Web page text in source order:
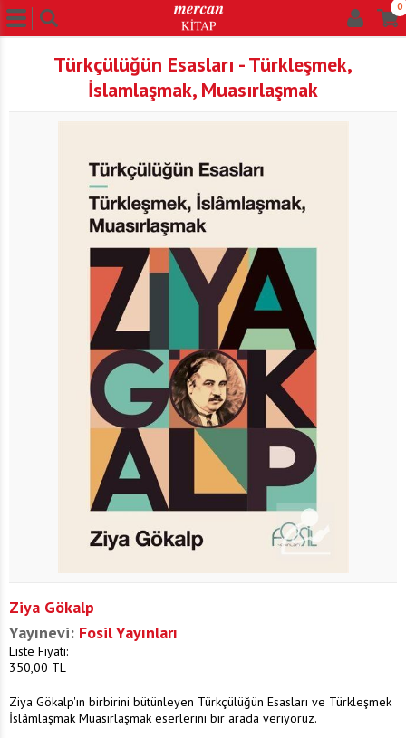
0
Türkçülüğün Esasları - Türkleşmek,
İslamlaşmak, Muasırlaşmak
Ziya Gökalp
Yayınevi: Fosil Yayınları
Liste Fiyatı:
350,00 TL
Ziya Gökalp'ın birbirini bütünleyen Türkçülüğün Esasları ve Türkleşmek
İslâmlaşmak Muasırlaşmak eserlerini bir arada veriyoruz.